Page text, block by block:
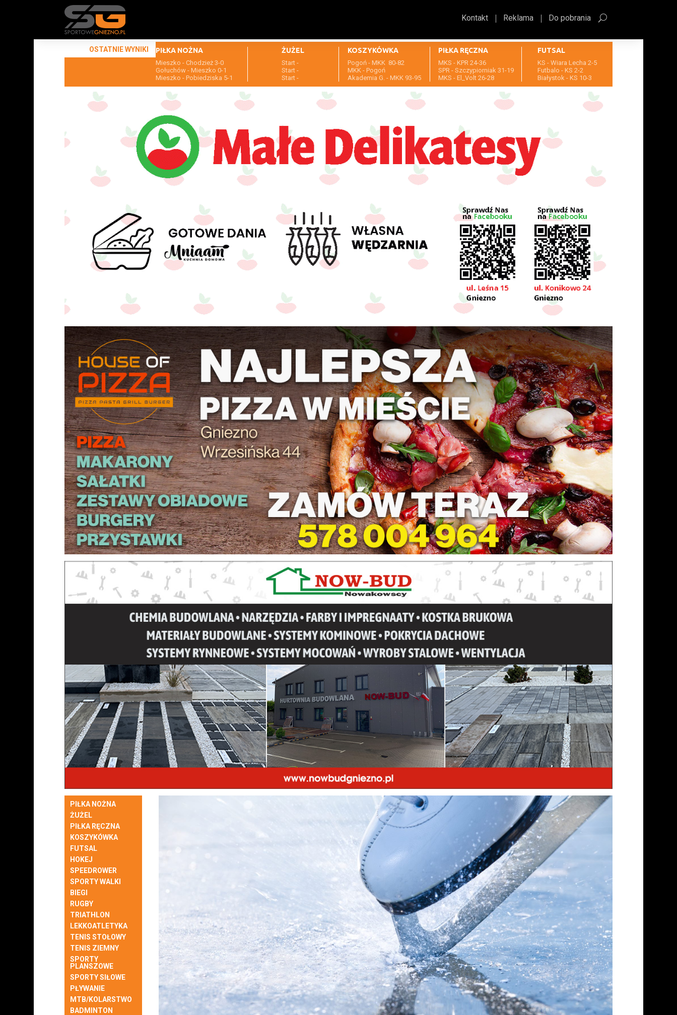
Kontakt Reklama Do pobrania
OSTATNIE WYNIKI PIŁKA NOŻNA
Mieszko - Chodzież 3-0
Gołuchów - Mieszko 0-1
Mieszko - Pobiedziska 5-1
ŻUŻEL
Start -
Start -
Start -
KOSZYKÓWKA
Pogoń - MKK 80-82
MKK - Pogoń
Akademia G. - MKK 93-95
PIŁKA RĘCZNA
MKS - KPR 24-36
SPR - Szczypiorniak 31-19
MKS - El_Volt 26-28
FUTSAL
KS - Wiara Lecha 2-5
Futbalo - KS 2-2
Białystok - KS 10-3
PIŁKA NOŻNA
ŻUŻEL
PIŁKA RĘCZNA
KOSZYKÓWKA
FUTSAL
HOKEJ
SPEEDROWER
SPORTY WALKI
BIEGI
RUGBY
TRIATHLON
LEKKOATLETYKA
TENIS STOŁOWY
TENIS ZIEMNY
SPORTY
PLANSZOWE
SPORTY SIŁOWE
PŁYWANIE
MTB/KOLARSTWO
BADMINTON